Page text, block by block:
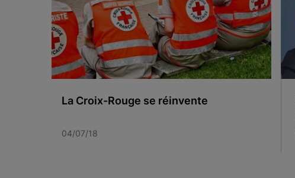
La Croix-Rouge se réinvente
04/07/18